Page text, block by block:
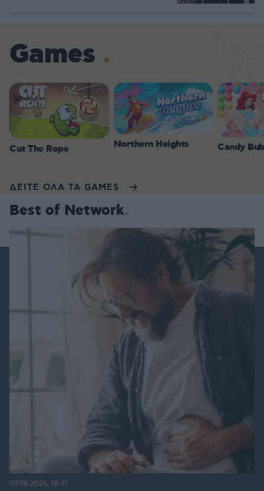
Games
Cut The Rope Northern Heights Candy
ΔΕΙΤΕ ΟΛΑ ΤΑ GAMES
Best of Network
07.08.2026, 18:31